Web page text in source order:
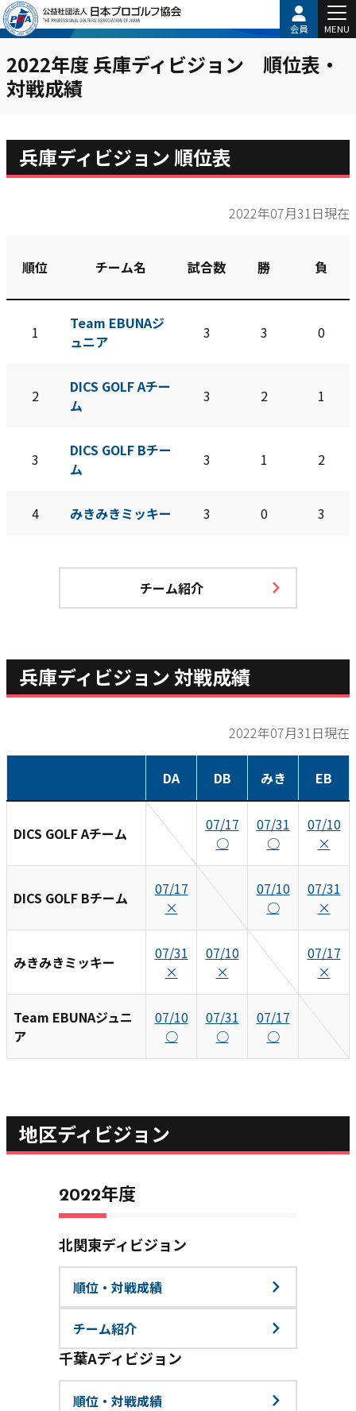
会員 MENU
2022年度 兵庫ディビジョン 順位表・
対戦成績
兵庫ディビジョン 順位表
2022年07月31日現在
順位 チーム名 試合数 勝 負
1
Team EBUNAジ
ュニア
3 3 0
2
DICS GOLF Aチー
ム
3 2 1
3
DICS GOLF Bチー
ム
3 1 2
4 みきみきミッキー 3 0 3
チーム紹介
兵庫ディビジョン 対戦成績
2022年07月31日現在
DA DB みき EB
DICS GOLF Aチーム
07/17
○
07/31
○
07/10
×
DICS GOLF Bチーム
07/17
×
07/10
○
07/31
×
みきみきミッキー
07/31
×
07/10
×
07/17
×
Team EBUNAジュニ
ア
07/10
○
07/31
○
07/17
○
地区ディビジョン
2022年度
北関東ディビジョン
順位・対戦成績
チーム紹介
千葉Aディビジョン
順位・対戦成績